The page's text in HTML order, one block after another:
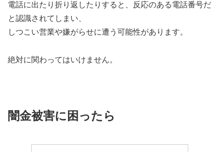
電話に出たり折り返したりすると、反応のある電話番号だ
と認識されてしまい、
しつこい営業や嫌がらせに遭う可能性があります。
絶対に関わってはいけません。
闇金被害に困ったら